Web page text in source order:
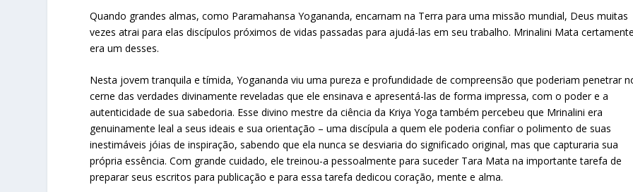
Quando grandes almas, como Paramahansa Yogananda, encarnam na Terra para uma missão mundial, Deus muitas
vezes atrai para elas discípulos próximos de vidas passadas para ajudá-las em seu trabalho. Mrinalini Mata
era um desses.
Nesta jovem tranquila e tímida, Yogananda viu uma pureza e profundidade de compreensão que poderiam penetrar
cerne das verdades divinamente reveladas que ele ensinava e apresentá-las de forma impressa, com o poder e a
autenticidade de sua sabedoria. Esse divino mestre da ciência da Kriya Yoga também percebeu que Mrinalini era
genuinamente leal a seus ideais e sua orientação – uma discípula a quem ele poderia confiar o polimento de suas
inestimáveis jóias de inspiração, sabendo que ela nunca se desviaria do significado original, mas que capturaria sua
própria essência. Com grande cuidado, ele treinou-a pessoalmente para suceder Tara Mata na importante tarefa de
preparar seus escritos para publicação e para essa tarefa dedicou coração, mente e alma.